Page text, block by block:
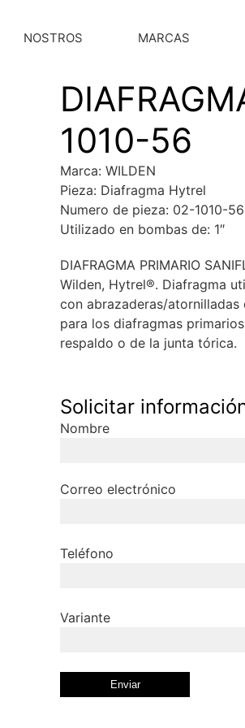
NOSTROS MARCAS
1010-56
Marca: WILDEN
Pieza: Diafragma Hytrel
Numero de pieza: 02-1010-56
Utilizado en bombas de: 1″
DIAFRAGMA PRIMARIO
Wilden, Hytrel®. Diafragma
con abrazaderas/atornilladas
para los diafragmas
respaldo o de la junta tórica.
Solicitar
Nombre
Correo electrónico
Teléfono
Variante